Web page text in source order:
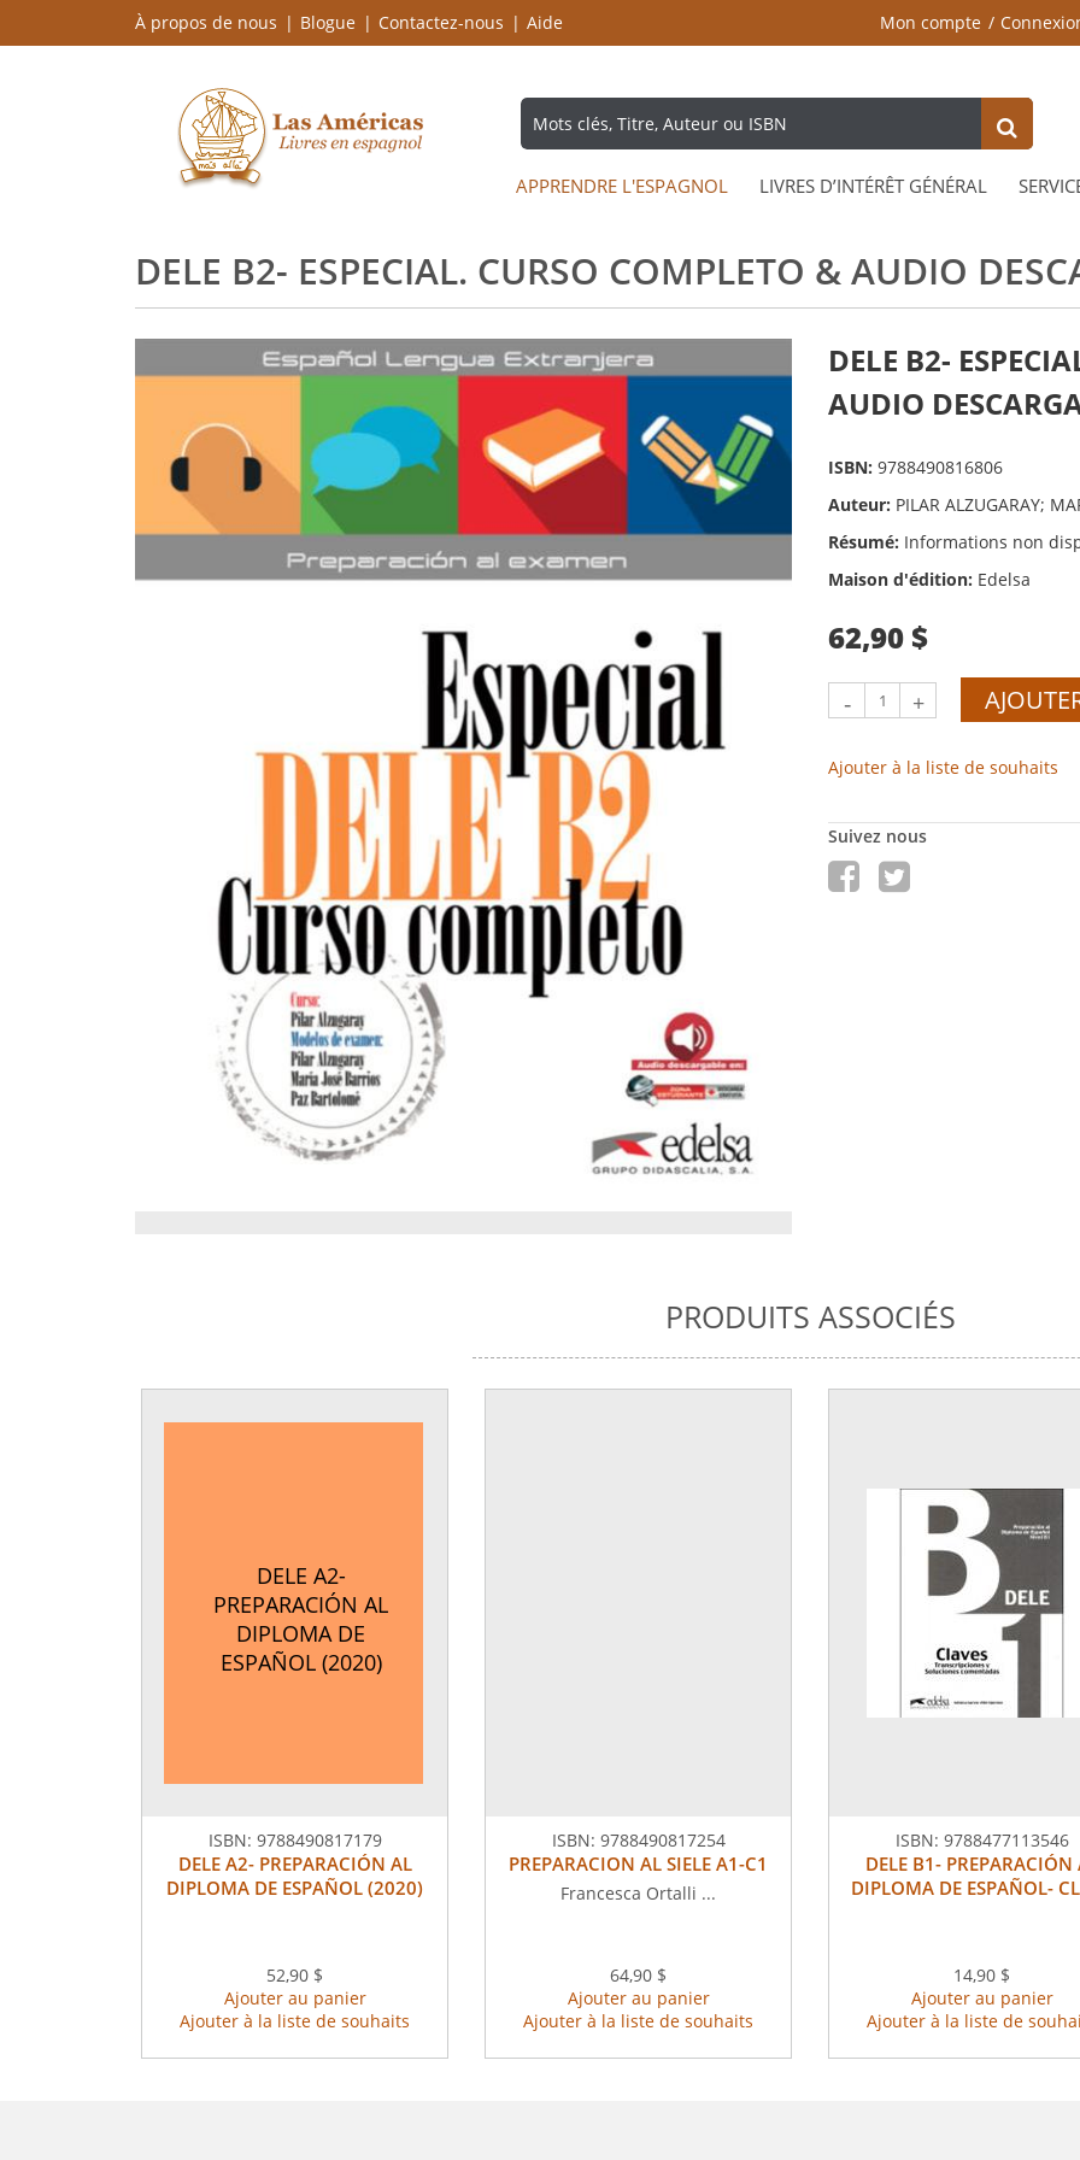
À propos de nous Blogue Contactez-nous Aide Mon compte
APPRENDRE L'ESPAGNOL LIVRES D’INTÉRÊT GÉNÉRAL
DELE B2- ESPECIAL. CURSO COMPLETO & AUDIO
DELE B2-
AUDIO
ISBN: 9788490816806
Auteur: PILAR ALZUGARAY;
Résumé: Informations non
Maison d'édition: Edelsa
62,90 $
- +
Ajouter à la liste de souhaits
Suivez nous
PRODUITS ASSOCIÉS
DELE A2-
PREPARACIÓN AL
DIPLOMA DE
ESPAÑOL (2020)
ISBN: 9788490817179
DELE A2- PREPARACIÓN AL
DIPLOMA DE ESPAÑOL (2020)
52,90 $
Ajouter au panier
Ajouter à la liste de souhaits
ISBN: 9788490817254
PREPARACION AL SIELE A1-C1
Francesca Ortalli ...
64,90 $
Ajouter au panier
Ajouter à la liste de souhaits
ISBN: 9788477113546
DELE B1- PREPARACIÓN
DIPLOMA DE ESPAÑOL-
14,90 $
Ajouter au panier
Ajouter à la liste de